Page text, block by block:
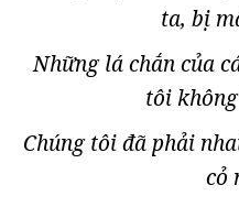
ta, bị
Những lá chắn của
tôi
Chúng tôi đã phải
cỏ